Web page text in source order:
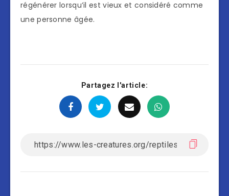
régénérer lorsqu’il est vieux et considéré comme
une personne âgée.
Partagez l'article: